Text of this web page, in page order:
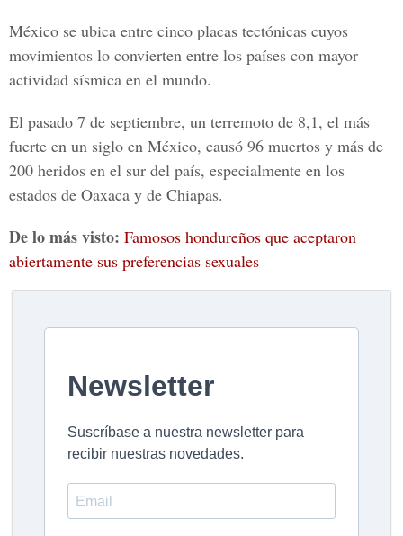
México se ubica entre cinco placas tectónicas cuyos
movimientos lo convierten entre los países con mayor
actividad sísmica en el mundo.
El pasado 7 de septiembre, un terremoto de 8,1, el más
fuerte en un siglo en México, causó 96 muertos y más de
200 heridos en el sur del país, especialmente en los
estados de Oaxaca y de Chiapas.
De lo más visto: Famosos hondureños que aceptaron
abiertamente sus preferencias sexuales